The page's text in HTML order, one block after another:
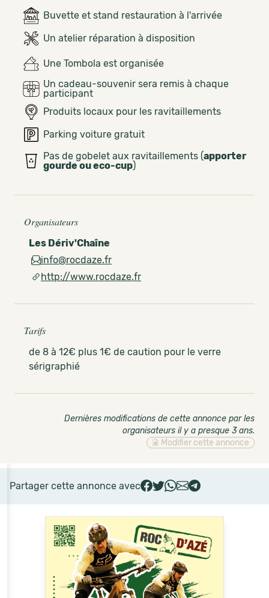
Buvette et stand restauration à l'arrivée
Un atelier réparation à disposition
Une Tombola est organisée
Un cadeau-souvenir sera remis à chaque
participant
Produits locaux pour les ravitaillements
Parking voiture gratuit
Pas de gobelet aux ravitaillements (apporter
gourde ou eco-cup)
Organisateurs
Les Dériv'Chaîne
info@rocdaze.fr
http://www.rocdaze.fr
Tarifs
de 8 à 12€ plus 1€ de caution pour le verre
sérigraphié
Dernières modifications de cette annonce par les
organisateurs il y a presque 3 ans.
Modifier cette annonce
Partager cette annonce avec